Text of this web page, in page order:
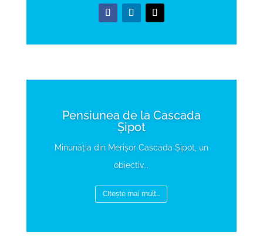
Pensiunea de la Cascada
Șipot
Minunăția din Merișor Cascada Șipot, un
obiectiv...
CItește mai mult...